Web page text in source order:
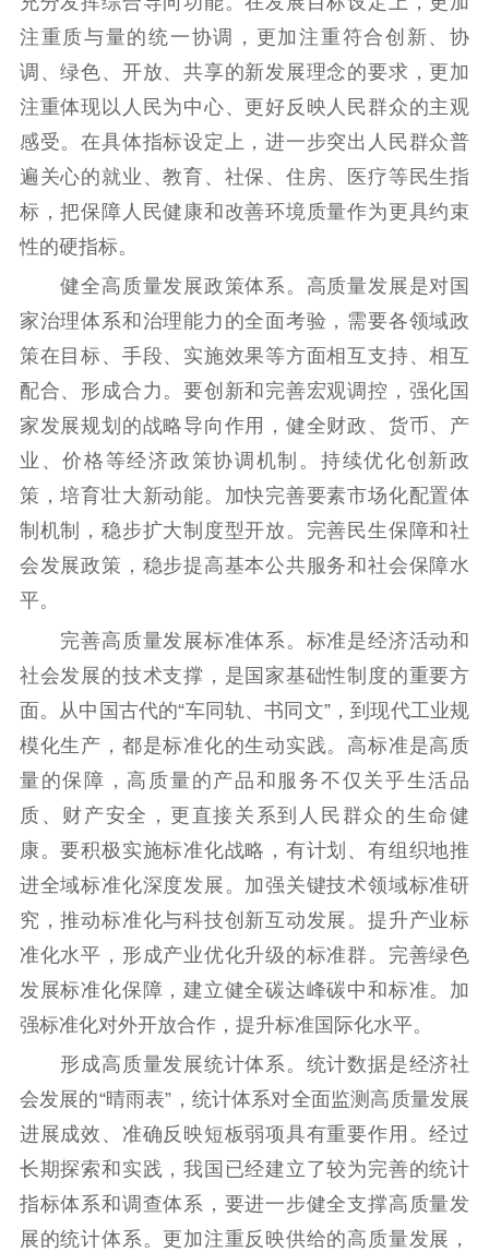
注重质与量的统一协调，更加注重符合创新、协
调、绿色、开放、共享的新发展理念的要求，更加
注重体现以人民为中心、更好反映人民群众的主观
感受。在具体指标设定上，进一步突出人民群众普
遍关心的就业、教育、社保、住房、医疗等民生指
标，把保障人民健康和改善环境质量作为更具约束
性的硬指标。
健全高质量发展政策体系。高质量发展是对国
家治理体系和治理能力的全面考验，需要各领域政
策在目标、手段、实施效果等方面相互支持、相互
配合、形成合力。要创新和完善宏观调控，强化国
家发展规划的战略导向作用，健全财政、货币、产
业、价格等经济政策协调机制。持续优化创新政
策，培育壮大新动能。加快完善要素市场化配置体
制机制，稳步扩大制度型开放。完善民生保障和社
会发展政策，稳步提高基本公共服务和社会保障水
平。
完善高质量发展标准体系。标准是经济活动和
社会发展的技术支撑，是国家基础性制度的重要方
面。从中国古代的“车同轨、书同文”，到现代工业规
模化生产，都是标准化的生动实践。高标准是高质
量的保障，高质量的产品和服务不仅关乎生活品
质、财产安全，更直接关系到人民群众的生命健
康。要积极实施标准化战略，有计划、有组织地推
进全域标准化深度发展。加强关键技术领域标准研
究，推动标准化与科技创新互动发展。提升产业标
准化水平，形成产业优化升级的标准群。完善绿色
发展标准化保障，建立健全碳达峰碳中和标准。加
强标准化对外开放合作，提升标准国际化水平。
形成高质量发展统计体系。统计数据是经济社
会发展的“晴雨表”，统计体系对全面监测高质量发展
进展成效、准确反映短板弱项具有重要作用。经过
长期探索和实践，我国已经建立了较为完善的统计
指标体系和调查体系，要进一步健全支撑高质量发
展的统计体系。更加注重反映供给的高质量发展，